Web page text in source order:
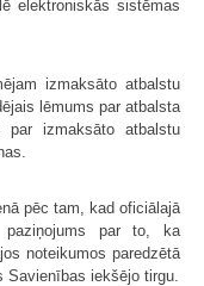
elektroniskās sistēmas
izmaksāto atbalstu
lēmums par atbalsta
par izmaksāto atbalstu
pēc tam, kad oficiālajā
paziņojums par to, ka
noteikumos paredzētā
Savienības iekšējo tirgu.